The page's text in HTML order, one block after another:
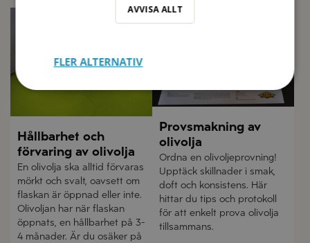
Hållbarhet och
förvaring av olivolja
En olivolja ska alltid förvaras
mörkt och svalt, oavsett om
flaskan är öppnad eller inte.
Olivoljan har när flaskan
öppnats, en hållbarhet på 3-
4 månader. Är du osäker på
Provsmakning av
olivolja
Ordna en olivoljeprovning!
Upptäck skillnader i smak,
doft och konsistens. Här
hittar du tips och protokoll
för att enkelt prova olivolja
tillsammans.
AVVISA ALLT
FLER ALTERNATIV